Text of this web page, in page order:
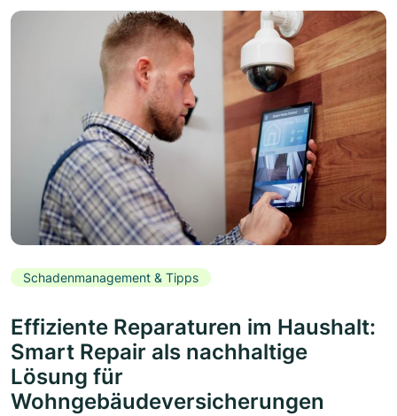
Schadenmanagement & Tipps
Effiziente Reparaturen im Haushalt:
Smart Repair als nachhaltige
Lösung für
Wohngebäudeversicherungen